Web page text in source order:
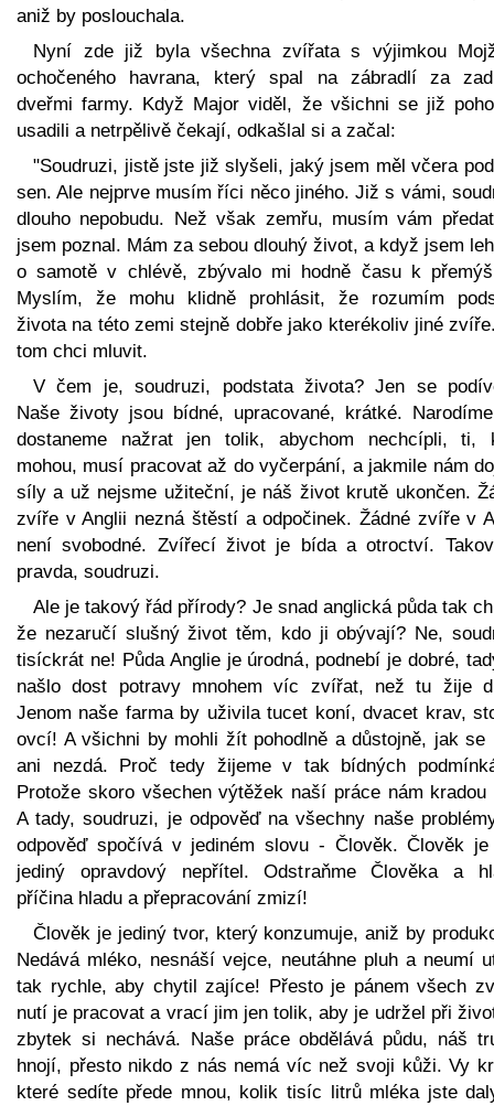
aniž by poslouchala.
Nyní zde již byla všechna zvířata s výjimkou
ochočeného havrana, který spal na zábradlí za
dveřmi farmy. Když Major viděl, že všichni se již
usadili a netrpělivě čekají, odkašlal si a začal:
"Soudruzi, jistě jste již slyšeli, jaký jsem měl včera
sen. Ale nejprve musím říci něco jiného. Již s vámi,
dlouho nepobudu. Než však zemřu, musím vám
jsem poznal. Mám za sebou dlouhý život, a když jsem
o samotě v chlévě, zbývalo mi hodně času k
Myslím, že mohu klidně prohlásit, že rozumím
života na této zemi stejně dobře jako kterékoliv jiné
tom chci mluvit.
V čem je, soudruzi, podstata života? Jen se
Naše životy jsou bídné, upracované, krátké.
dostaneme nažrat jen tolik, abychom nechcípli, ti,
mohou, musí pracovat až do vyčerpání, a jakmile nám
síly a už nejsme užiteční, je náš život krutě ukončen.
zvíře v Anglii nezná štěstí a odpočinek. Žádné zvíře v
není svobodné. Zvířecí život je bída a otroctví.
pravda, soudruzi.
Ale je takový řád přírody? Je snad anglická půda tak
že nezaručí slušný život těm, kdo ji obývají? Ne,
tisíckrát ne! Půda Anglie je úrodná, podnebí je dobré,
našlo dost potravy mnohem víc zvířat, než tu žije
Jenom naše farma by uživila tucet koní, dvacet krav,
ovcí! A všichni by mohli žít pohodlně a důstojně, jak se
ani nezdá. Proč tedy žijeme v tak bídných
Protože skoro všechen výtěžek naší práce nám kradou
A tady, soudruzi, je odpověď na všechny naše
odpověď spočívá v jediném slovu - Člověk. Člověk je
jediný opravdový nepřítel. Odstraňme Člověka a
příčina hladu a přepracování zmizí!
Člověk je jediný tvor, který konzumuje, aniž by
Nedává mléko, nesnáší vejce, neutáhne pluh a neumí
tak rychle, aby chytil zajíce! Přesto je pánem všech
nutí je pracovat a vrací jim jen tolik, aby je udržel při
zbytek si nechává. Naše práce obdělává půdu, náš
hnojí, přesto nikdo z nás nemá víc než svoji kůži. Vy
které sedíte přede mnou, kolik tisíc litrů mléka jste